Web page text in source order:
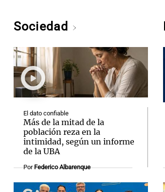
Sociedad
El dato confiable
Más de la mitad de la
población reza en la
intimidad, según un informe
de la UBA
Por Federico Albarenque